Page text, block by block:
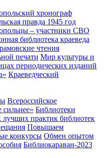
хронограф
правда 1945 год
– участники СВО
библиотека краеведа
чтения
печати Мир культуры и
периодических изданий
Краеведческий
Всероссийское
Библиотеки
практик библиотек
Повышаем
конкурсы Обмен опытом
Библиокараван-2023